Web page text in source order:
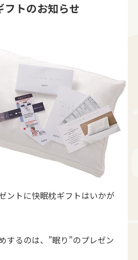
フトのお知らせ
ントに快眠枕ギフトはいかが
するのは、”眠り”のプレゼン